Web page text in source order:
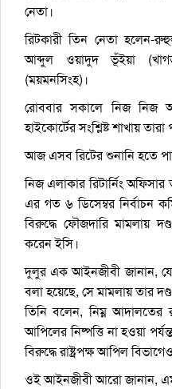
নেতা।
রিটকারী তিন নেতা হলেন-
আব্দুল ওয়াদুদ ভূঁইয়া
(ময়মনসিংহ)।
রোববার সকালে নিজ নিজ
হাইকোর্টের সংশ্লিষ্ট শাখায়
আজ এসব রিটের শুনানি হতে
নিজ এলাকার রিটার্নিং
এর গত ৬ ডিসেম্বর নির্বাচন
বিরুদ্ধে ফৌজদারি মামলায়
করেন ইসি।
দুলুর এক আইনজীবী জানান, যে
বলা হয়েছে, সে মামলায় তার
তিনি বলেন, নিম্ন আদালতের
আপিলের নিষ্পত্তি না হওয়া
বিরুদ্ধে রাষ্ট্রপক্ষ আপিল
ওই আইনজীবী আরো জানান,